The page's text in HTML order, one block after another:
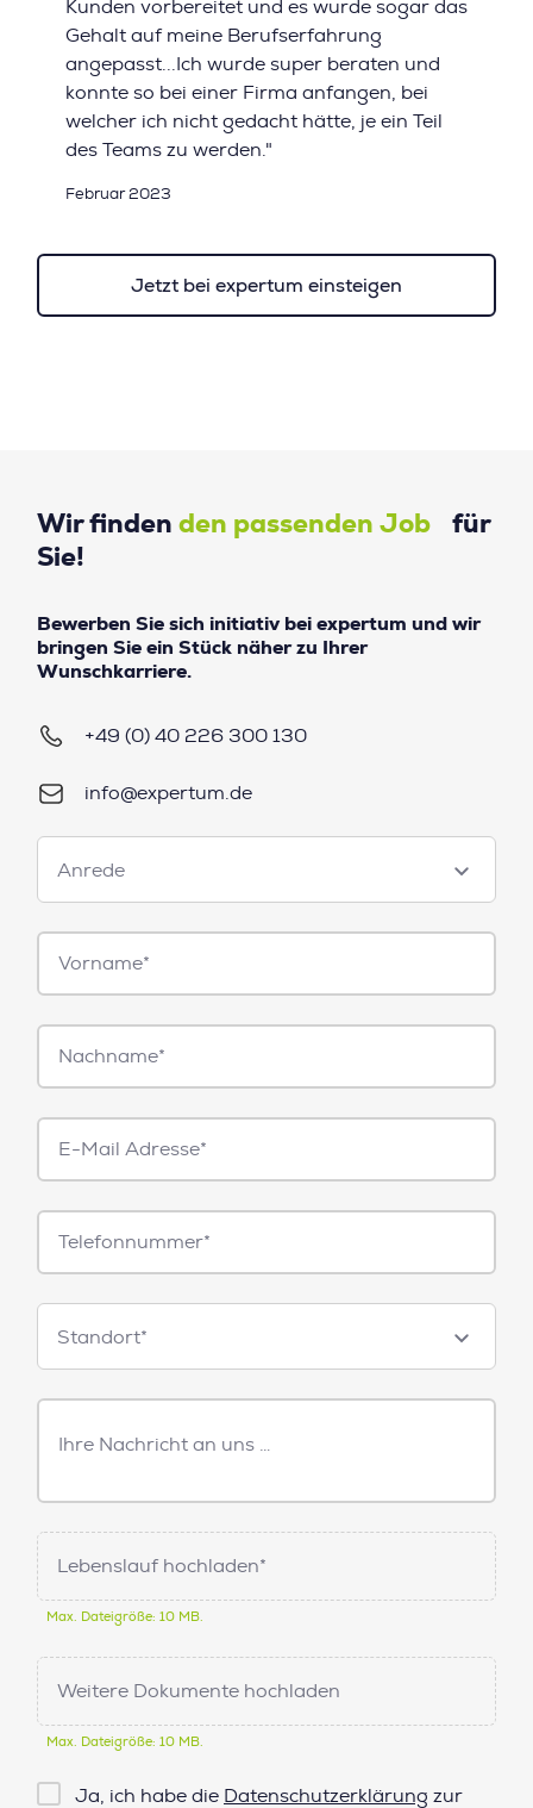
Kunden vorbereitet und es wurde sogar das
Gehalt auf meine Berufserfahrung
angepasst...Ich wurde super beraten und
konnte so bei einer Firma anfangen, bei
welcher ich nicht gedacht hätte, je ein Teil
des Teams zu werden."
Februar 2023
Jetzt bei expertum einsteigen
Wir finden den passenden Job für
Sie!
Bewerben Sie sich initiativ bei expertum und wir
bringen Sie ein Stück näher zu Ihrer
Wunschkarriere.
+49 (0) 40 226 300 130
info@expertum.de
Anrede
Anrede
Vorname*
Nachname*
E-
Mail*
Telefonnummer
Standorte
Standort*
Freitext
Nachricht
Lebenslauf hochladen*
Max. Dateigröße: 10 MB.
Weitere Dokumente hochladen
Max. Dateigröße: 10 MB.
Checkbox
Ja, ich habe die Datenschutzerklärung zur